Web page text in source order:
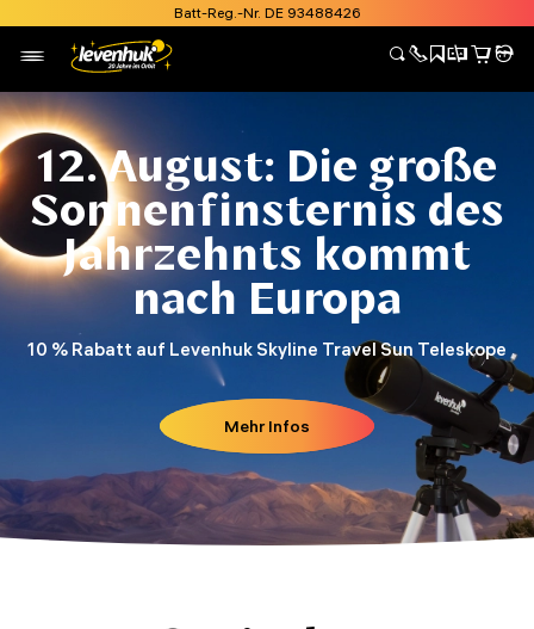
Batt-Reg.-Nr. DE 93488426
12. August: Die große
Sonnenfinsternis des
Jahrzehnts kommt
nach Europa
10 % Rabatt auf Levenhuk Skyline Travel Sun Teleskope
Mehr Infos